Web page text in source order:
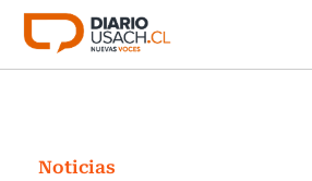
Click acá para ir directamente al
Investigación
Noticias